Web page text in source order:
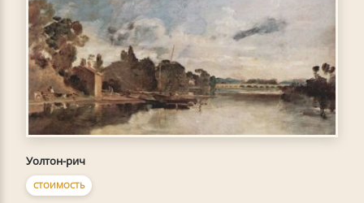
Уолтон-рич
СТОИМОСТЬ